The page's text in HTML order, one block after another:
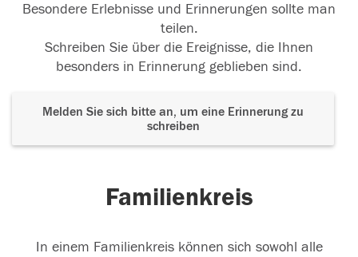
Besondere Erlebnisse und Erinnerungen sollte man
teilen.
Schreiben Sie über die Ereignisse, die Ihnen
besonders in Erinnerung geblieben sind.
Melden Sie sich bitte an, um eine Erinnerung zu
schreiben
Familienkreis
In einem Familienkreis können sich sowohl alle